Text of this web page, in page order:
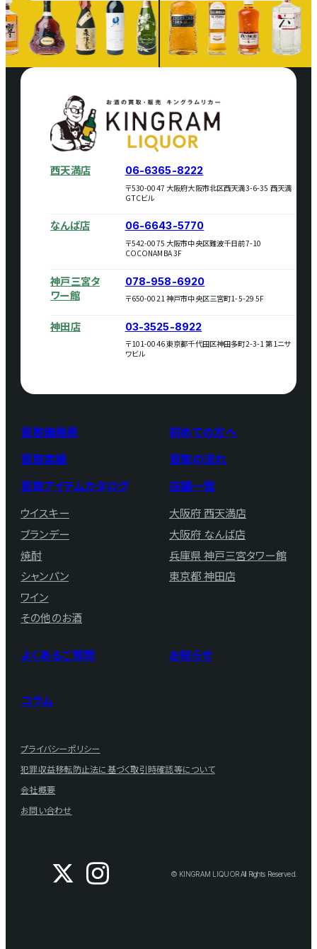
買取価格表
買取実績
買取アイテムカタログ
ウイスキー
ブランデー
焼酎
シャンパン
ワイン
その他のお酒
初めての方へ
買取の流れ
店舗一覧
大阪府 西天満店
大阪府 なんば店
兵庫県 神戸三宮タワー館
東京都 神田店
よくあるご質問 お知らせ
コラム
プライバシーポリシー
犯罪収益移転防止法に基づく取引時確認等について
会社概要
お問い合わせ
西天満店 06-6365-8222
〒530-0047 大阪府大阪市北区西天満3-6-35 西天満
GTCビル
なんば店 06-6643-5770
〒542-0075 大阪市中央区難波千日前7-10
COCONAMBA 3F
神戸三宮タ
ワー館
078-958-6920
〒650-0021 神戸市中央区三宮町1-5-29 5F
神田店 03-3525-8922
〒101-0046 東京都千代田区神田多町2-3-1 第1ニサ
ワビル
© KINGRAM LIQUOR All Rights Reserved.